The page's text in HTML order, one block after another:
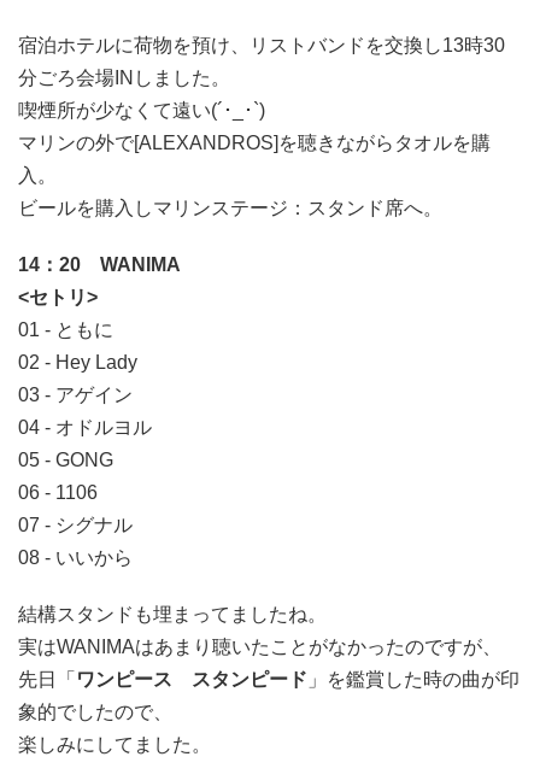
宿泊ホテルに荷物を預け、リストバンドを交換し13時30
分ごろ会場INしました。
喫煙所が少なくて遠い(´･_･`)
マリンの外で[ALEXANDROS]を聴きながらタオルを購
入。
ビールを購入しマリンステージ：スタンド席へ。
14：20 WANIMA
<セトリ>
01 - ともに
02 - Hey Lady
03 - アゲイン
04 - オドルヨル
05 - GONG
06 - 1106
07 - シグナル
08 - いいから
結構スタンドも埋まってましたね。
実はWANIMAはあまり聴いたことがなかったのですが、
先日「 ワンピース スタンピード 」を鑑賞した時の曲が印
象的でしたので、
楽しみにしてました。